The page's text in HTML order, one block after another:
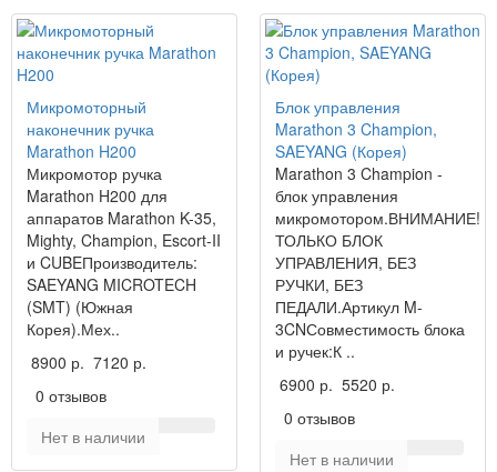
Микромоторный
наконечник ручка
Marathon H200
Микромотор ручка
Marathon H200 для
аппаратов Marathon K-35,
Mighty, Champion, Escort-II
и CUBEПроизводитель:
SAEYANG MICROTECH
(SMT) (Южная
Корея).Мех..
8900 р. 7120 р.
0 отзывов
Нет в наличии
Блок управления
Marathon 3 Champion,
SAEYANG (Корея)
Marathon 3 Champion -
блок управления
микромотором.ВНИМАНИЕ!
ТОЛЬКО БЛОК
УПРАВЛЕНИЯ, БЕЗ
РУЧКИ, БЕЗ
ПЕДАЛИ.Артикул M-
3CNСовместимость блока
и ручек:К ..
6900 р. 5520 р.
0 отзывов
Нет в наличии